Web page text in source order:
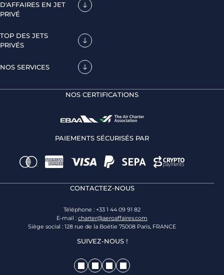
D'AFFAIRES EN JET
PRIVÉ
TOP DES JETS
PRIVÉS
NOS SERVICES
NOS CERTIFICATIONS
PAIEMENTS SÉCURISÉS PAR
CONTACTEZ-NOUS
Téléphone : +33 1 44 09 91 82
E-mail : charter@aeroaffaires.com
Siège social : 128 rue de la Boétie 75008 Paris, FRANCE
SUIVEZ-NOUS !